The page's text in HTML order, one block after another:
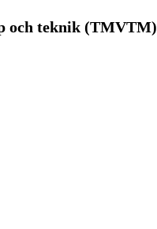
och teknik (TMVTM)